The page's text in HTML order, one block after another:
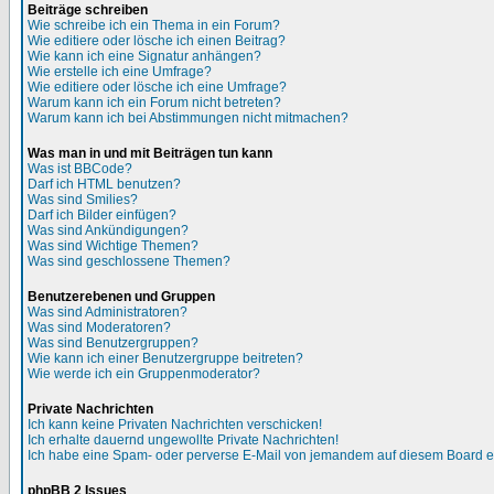
Beiträge schreiben
Wie schreibe ich ein Thema in ein Forum?
Wie editiere oder lösche ich einen Beitrag?
Wie kann ich eine Signatur anhängen?
Wie erstelle ich eine Umfrage?
Wie editiere oder lösche ich eine Umfrage?
Warum kann ich ein Forum nicht betreten?
Warum kann ich bei Abstimmungen nicht mitmachen?
Was man in und mit Beiträgen tun kann
Was ist BBCode?
Darf ich HTML benutzen?
Was sind Smilies?
Darf ich Bilder einfügen?
Was sind Ankündigungen?
Was sind Wichtige Themen?
Was sind geschlossene Themen?
Benutzerebenen und Gruppen
Was sind Administratoren?
Was sind Moderatoren?
Was sind Benutzergruppen?
Wie kann ich einer Benutzergruppe beitreten?
Wie werde ich ein Gruppenmoderator?
Private Nachrichten
Ich kann keine Privaten Nachrichten verschicken!
Ich erhalte dauernd ungewollte Private Nachrichten!
Ich habe eine Spam- oder perverse E-Mail von jemandem auf diesem Board
phpBB 2 Issues